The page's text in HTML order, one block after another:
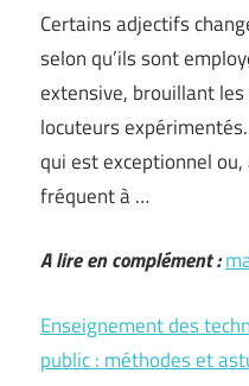
Certains adjectifs
selon qu’ils sont
extensive, brouillant
locuteurs
qui est exceptionnel
fréquent à …
A lire en complément :
Enseignement des
public : méthodes et